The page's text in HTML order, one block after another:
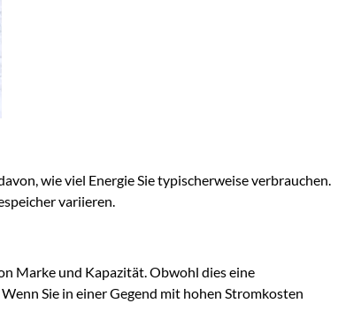
wie viel Energie Sie typischerweise verbrauchen.
variieren.
Marke und Kapazität. Obwohl dies eine
Sie in einer Gegend mit hohen Stromkosten